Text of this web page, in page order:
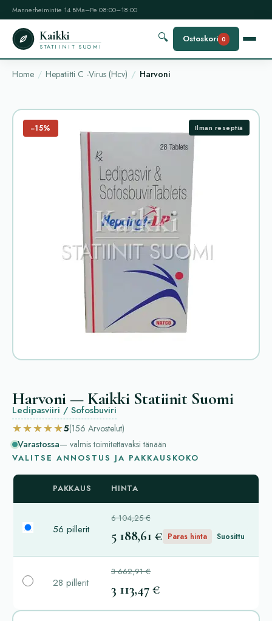
Mannerheimintie 14 BMa–Pe 08:00–18:00
Kaikki
STATIINIT SUOMI
🔍 Ostoskori 0
Home Hepatiitti C -Virus (Hcv) Harvoni
−15% Ilman reseptiä
Harvoni — Kaikki Statiinit Suomi
Ledipasviiri / Sofosbuviri
★★★★★5(156 Arvostelut)
Varastossa— valmis toimitettavaksi tänään
VALITSE ANNOSTUS JA PAKKAUSKOKO
PAKKAUS HINTA
56 pillerit
6 104,25 €
5 188,61 € Paras hinta Suosittu
28 pillerit
3 662,91 €
3 113,47 €